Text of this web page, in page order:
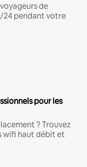
de
24 pendant votre
pour les
? Trouvez
wifi haut débit et